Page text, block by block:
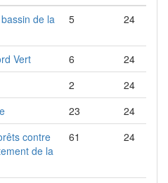
de la
5 24
Vert 6
24
2
24
23
24
contre
de la
61 24